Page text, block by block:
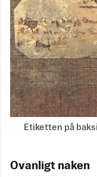
Etiketten på
Ovanligt naken